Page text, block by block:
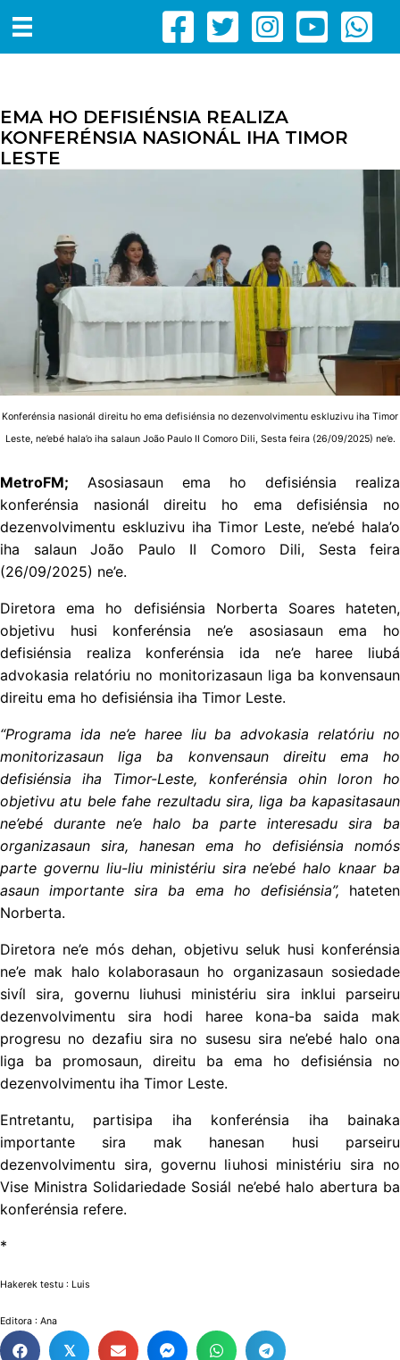
EMA HO DEFISIÉNSIA REALIZA
KONFERÉNSIA NASIONÁL IHA TIMOR
LESTE
Konferénsia nasionál direitu ho ema defisiénsia no dezenvolvimentu eskluzivu iha Timor
Leste, ne’ebé hala’o iha salaun João Paulo II Comoro Dili, Sesta feira (26/09/2025) ne’e.
MetroFM; Asosiasaun ema ho defisiénsia realiza
konferénsia nasionál direitu ho ema defisiénsia no
dezenvolvimentu eskluzivu iha Timor Leste, ne’ebé hala’o
iha salaun João Paulo II Comoro Dili, Sesta feira
(26/09/2025) ne’e.
Diretora ema ho defisiénsia Norberta Soares hateten,
objetivu husi konferénsia ne’e asosiasaun ema ho
defisiénsia realiza konferénsia ida ne’e haree liubá
advokasia relatóriu no monitorizasaun liga ba konvensaun
direitu ema ho defisiénsia iha Timor Leste.
“Programa ida ne’e haree liu ba advokasia relatóriu no
monitorizasaun liga ba konvensaun direitu ema ho
defisiénsia iha Timor-Leste, konferénsia ohin loron ho
objetivu atu bele fahe rezultadu sira, liga ba kapasitasaun
ne’ebé durante ne’e halo ba parte interesadu sira ba
organizasaun sira, hanesan ema ho defisiénsia nomós
parte governu liu-liu ministériu sira ne’ebé halo knaar ba
asaun importante sira ba ema ho defisiénsia”, hateten
Norberta.
Diretora ne’e mós dehan, objetivu seluk husi konferénsia
ne’e mak halo kolaborasaun ho organizasaun sosiedade
sivíl sira, governu liuhusi ministériu sira inklui parseiru
dezenvolvimentu sira hodi haree kona-ba saida mak
progresu no dezafiu sira no susesu sira ne’ebé halo ona
liga ba promosaun, direitu ba ema ho defisiénsia no
dezenvolvimentu iha Timor Leste.
Entretantu, partisipa iha konferénsia iha bainaka
importante sira mak hanesan husi parseiru
dezenvolvimentu sira, governu liuhosi ministériu sira no
Vise Ministra Solidariedade Sosiál ne’ebé halo abertura ba
konferénsia refere.
*
Hakerek testu : Luis
Editora : Ana
𝕏